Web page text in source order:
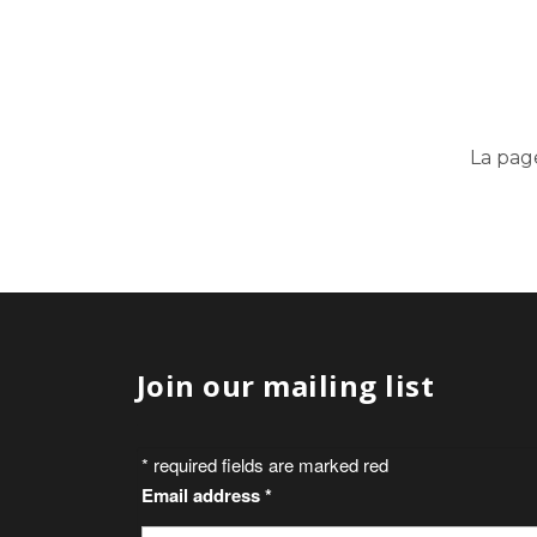
La
Join our mailing list